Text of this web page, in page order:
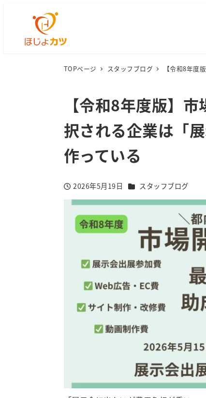
TOPページ スタッフブログ 【令和8年度
【令和8年度版】
択される企業は「
作っている
投稿日
2026年5月19日 カテゴリー
スタッフブログ